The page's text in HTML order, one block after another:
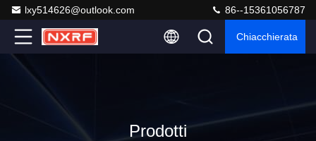
lxy514626@outlook.com 86--15361056787
Chiacchierata
Prodotti